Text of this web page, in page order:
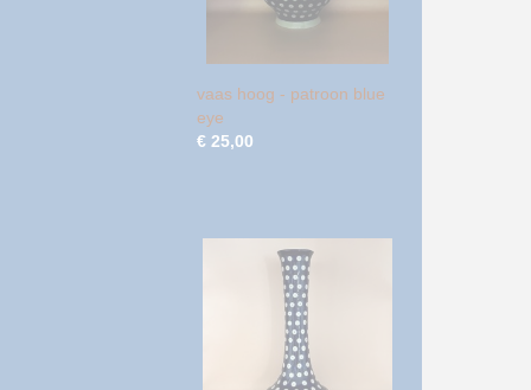
vaas hoog - patroon blue
eye
€ 25,00